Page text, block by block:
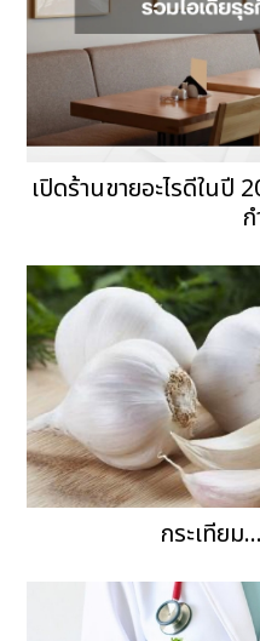
เปิดร้านขายอะไรดีในปี
กระเทียม